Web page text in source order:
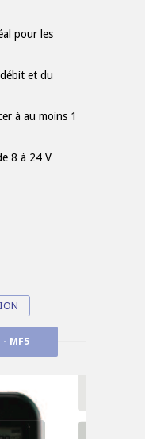
pour les
et du
à au moins 1
8 à 24 V
MF5